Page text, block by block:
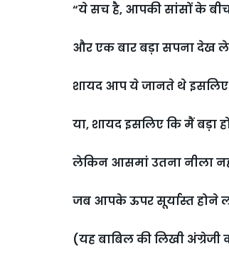
“ये सच है, आपकी सांसों के
और एक बार बड़ा सपना देख
शायद आप ये जानते थे इसलिए
या, शायद इसलिए कि मैं बड़ा
लेकिन आसमां उतना नीला
जब आपके ऊपर सूर्यास्त होने
(यह बाबिल की लिखी अंग्रेजी